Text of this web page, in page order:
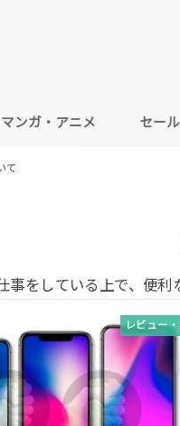
マンガ・アニメ セール
て
事をしている上で、便利
レビュー